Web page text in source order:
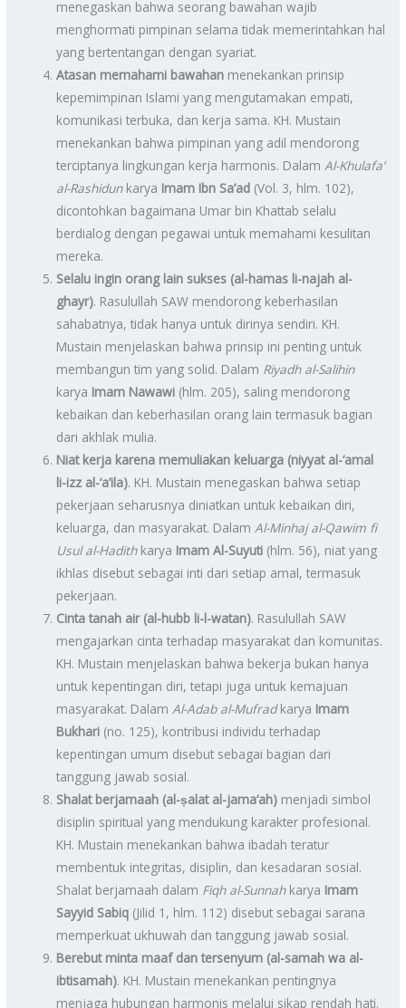
menegaskan bahwa seorang bawahan wajib
menghormati pimpinan selama tidak memerintahkan hal
yang bertentangan dengan syariat.
Atasan memahami bawahan menekankan prinsip
kepemimpinan Islami yang mengutamakan empati,
komunikasi terbuka, dan kerja sama. KH. Mustain
menekankan bahwa pimpinan yang adil mendorong
terciptanya lingkungan kerja harmonis. DalamAl-Khulafa’
al-Rashidunkarya Imam Ibn Sa’ad (Vol. 3, hlm. 102),
dicontohkan bagaimana Umar bin Khattab selalu
berdialog dengan pegawai untuk memahami kesulitan
mereka.
Selalu ingin orang lain sukses (al-hamas li-najah al-
ghayr). Rasulullah SAW mendorong keberhasilan
sahabatnya, tidak hanya untuk dirinya sendiri. KH.
Mustain menjelaskan bahwa prinsip ini penting untuk
membangun tim yang solid. Dalam Riyadh al-Salihin
karya Imam Nawawi (hlm. 205), saling mendorong
kebaikan dan keberhasilan orang lain termasuk bagian
dari akhlak mulia.
Niat kerja karena memuliakan keluarga (niyyat al-‘amal
li-izz al-‘a’ila). KH. Mustain menegaskan bahwa setiap
pekerjaan seharusnya diniatkan untuk kebaikan diri,
keluarga, dan masyarakat. DalamAl-Minhaj al-Qawim fi
Usul al-Hadithkarya Imam Al-Suyuti (hlm. 56), niat yang
ikhlas disebut sebagai inti dari setiap amal, termasuk
pekerjaan.
Cinta tanah air (al-hubb li-l-watan). Rasulullah SAW
mengajarkan cinta terhadap masyarakat dan komunitas.
KH. Mustain menjelaskan bahwa bekerja bukan hanya
untuk kepentingan diri, tetapi juga untuk kemajuan
masyarakat. DalamAl-Adab al-Mufradkarya Imam
Bukhari (no. 125), kontribusi individu terhadap
kepentingan umum disebut sebagai bagian dari
tanggung jawab sosial.
Shalat berjamaah (al-ṣalat al-jama‘ah) menjadi simbol
disiplin spiritual yang mendukung karakter profesional.
KH. Mustain menekankan bahwa ibadah teratur
membentuk integritas, disiplin, dan kesadaran sosial.
Shalat berjamaah dalam Fiqh al-Sunnahkarya Imam
Sayyid Sabiq (Jilid 1, hlm. 112) disebut sebagai sarana
memperkuat ukhuwah dan tanggung jawab sosial.
Berebut minta maaf dan tersenyum (al-samah wa al-
ibtisamah). KH. Mustain menekankan pentingnya
menjaga hubungan harmonis melalui sikap rendah hati.